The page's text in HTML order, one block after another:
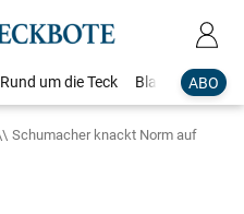
ABO
Rund um die Teck Blaulicht
Schumacher knackt Norm auf